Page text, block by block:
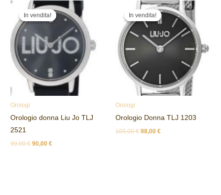
In vendita!
In vendita!
Orologi
Orologio donna Liu Jo TLJ
2521
99,00€
Il
prezzo
originale
99,00 €.
90,00€
Il
prezzo
attuale
90,00 €.
In vendita!
In vendita!
Orologi
Orologio Donna TLJ 1203
109,00€
Il
prezzo
originale
era:
109,00 €.
98,00 €
Il
prezzo
attuale
98,00 €.